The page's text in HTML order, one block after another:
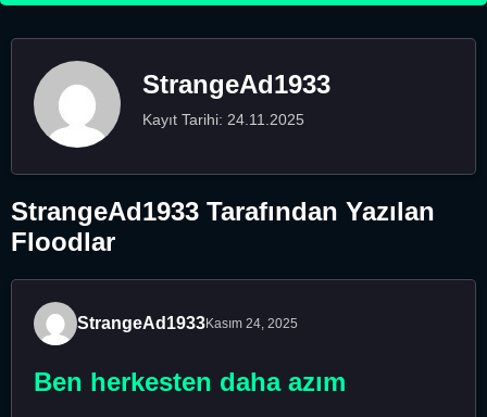
StrangeAd1933
Kayıt Tarihi: 24.11.2025
StrangeAd1933 Tarafından Yazılan
Floodlar
StrangeAd1933Kasım 24, 2025
Ben herkesten daha azım